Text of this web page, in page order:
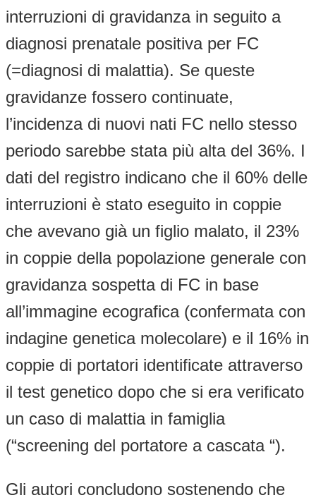
interruzioni di gravidanza in seguito a
diagnosi prenatale positiva per FC
(=diagnosi di malattia). Se queste
gravidanze fossero continuate,
l’incidenza di nuovi nati FC nello stesso
periodo sarebbe stata più alta del 36%. I
dati del registro indicano che il 60% delle
interruzioni è stato eseguito in coppie
che avevano già un figlio malato, il 23%
in coppie della popolazione generale con
gravidanza sospetta di FC in base
all’immagine ecografica (confermata con
indagine genetica molecolare) e il 16% in
coppie di portatori identificate attraverso
il test genetico dopo che si era verificato
un caso di malattia in famiglia
(“screening del portatore a cascata “).
Gli autori concludono sostenendo che